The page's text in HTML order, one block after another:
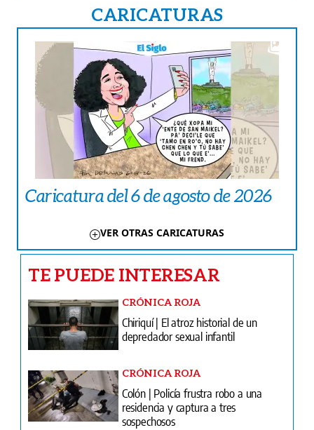
CARICATURAS
Caricatura del 6 de agosto de 2026
VER OTRAS CARICATURAS
TE PUEDE INTERESAR
CRÓNICA ROJA
Chiriquí | El atroz historial de un
depredador sexual infantil
CRÓNICA ROJA
Colón | Policía frustra robo a una
residencia y captura a tres
sospechosos